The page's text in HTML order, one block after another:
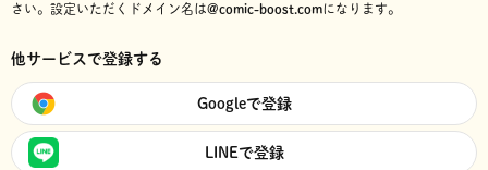
さい。 設定いただくドメイン名は@comic-boost.comになります。
他サービスで登録する
Googleで登録
LINEで登録